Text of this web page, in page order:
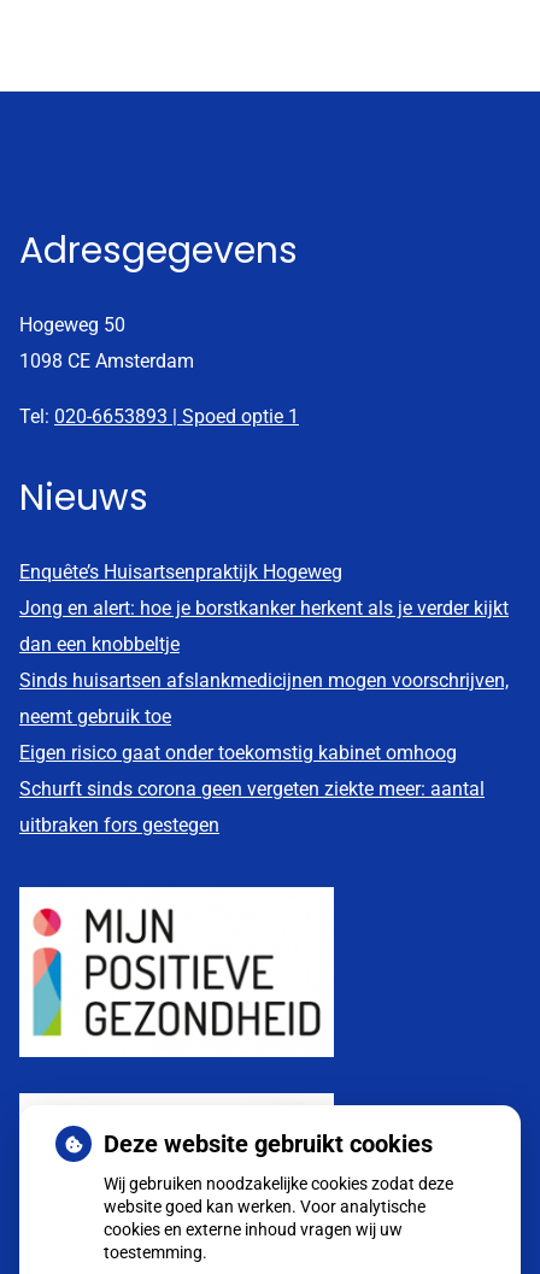
Adresgegevens
Hogeweg 50
1098 CE Amsterdam
Tel: 020-6653893 | Spoed optie 1
Nieuws
Enquête’s Huisartsenpraktijk Hogeweg
Jong en alert: hoe je borstkanker herkent als je verder kijkt
dan een knobbeltje
Sinds huisartsen afslankmedicijnen mogen voorschrijven,
neemt gebruik toe
Eigen risico gaat onder toekomstig kabinet omhoog
Schurft sinds corona geen vergeten ziekte meer: aantal
uitbraken fors gestegen
Deze website gebruikt cookies
Wij gebruiken noodzakelijke cookies zodat deze
website goed kan werken. Voor analytische
cookies en externe inhoud vragen wij uw
toestemming.